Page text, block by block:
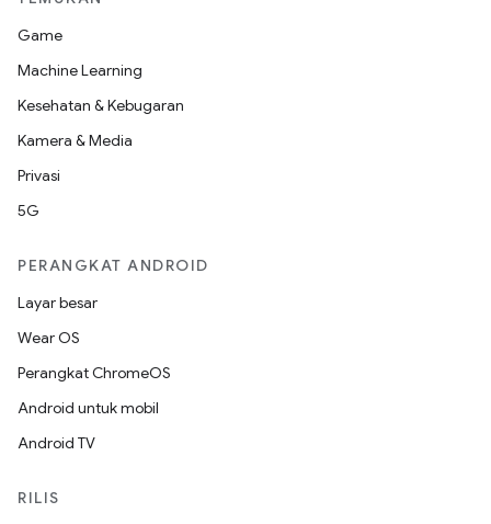
Game
Machine Learning
Kesehatan & Kebugaran
Kamera & Media
Privasi
5G
PERANGKAT ANDROID
Layar besar
Wear OS
Perangkat ChromeOS
Android untuk mobil
Android TV
RILIS